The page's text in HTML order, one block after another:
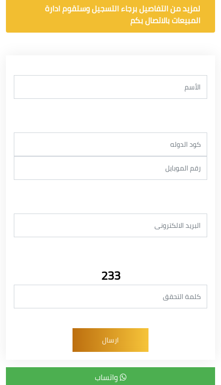
لمزيد من التفاصيل برجاء التسجيل وستقوم ادارة
المبيعات بالاتصال بكم
233
واتساب